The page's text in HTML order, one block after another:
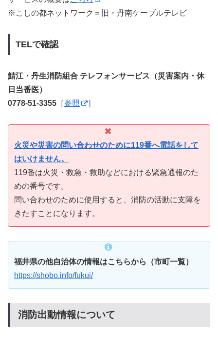
※こしの都ネットワーク＝旧・丹南ケーブルテレビ
TELで確認
鯖江・丹生消防組合 テレフォンサービス（災害案内・休
日当番医）
0778-51-3355 ［参照 ］
火災や災害の問い合わせのために119番へ電話をして
はいけません。
119番は火災・救急・救助などにおける緊急通報のた
めの番号です。
問い合わせのために使用すると、消防の活動に支障を
きたすことになります。
福井県の他自治体の情報はこちらから（市町一覧）
https://shobo.info/fukui/
消防出動情報について